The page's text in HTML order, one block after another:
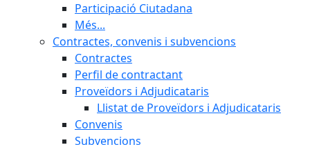
Participació Ciutadana
Més...
Contractes, convenis i subvencions
Contractes
Perfil de contractant
Proveïdors i Adjudicataris
Llistat de Proveïdors i Adjudicataris
Convenis
Subvencions